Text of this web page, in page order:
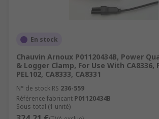
En stock
Chauvin Arnoux P01120434B, Power
& Logger Clamp, For Use With CA8336,
PEL102, CA8333, CA8331
N° de stock RS 236-559
Référence fabricant P01120434B
Sous-total (1 unité)